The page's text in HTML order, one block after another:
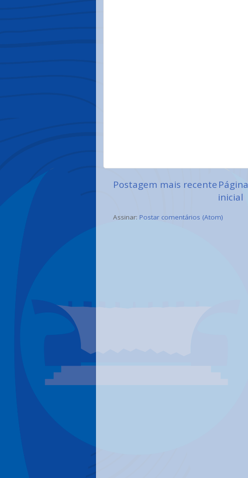
Postagem mais recentePágina
inicial
Assinar: Postar comentários (Atom)